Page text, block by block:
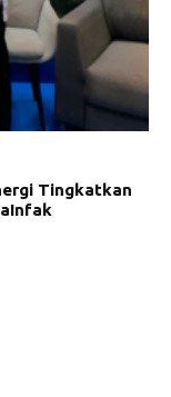
Tingkatkan